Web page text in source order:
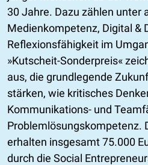
30 Jahre. Dazu zählen unter
Medienkompetenz, Digital &
Reflexionsfähigkeit im
»Kutscheit-Sonderpreis«
aus, die grundlegende
stärken, wie kritisches
Kommunikations- und
Problemlösungskompetenz.
erhalten insgesamt 75.000
durch die Social